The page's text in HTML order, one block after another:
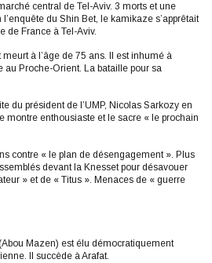
central de Tel-Aviv. 3 morts et une
du Shin Bet, le kamikaze s’apprêtait
de France à Tel-Aviv.
meurt à l’âge de 75 ans. Il est inhumé à
au Proche-Orient. La bataille pour sa
du président de l’UMP, Nicolas Sarkozy en
montre enthousiaste et le sacre « le prochain
contre « le plan de désengagement ». Plus
devant la Knesset pour désavouer
» et de « Titus ». Menaces de « guerre
Mazen) est élu démocratiquement
Il succède à Arafat.